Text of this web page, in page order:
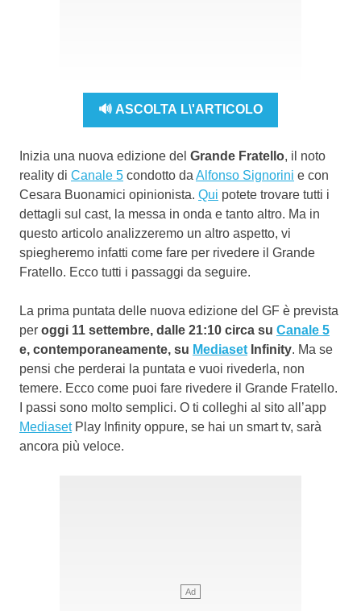
🔊 ASCOLTA L\'ARTICOLO
Inizia una nuova edizione del Grande Fratello, il noto
reality di Canale 5 condotto da Alfonso Signorini e con
Cesara Buonamici opinionista. Qui potete trovare tutti i
dettagli sul cast, la messa in onda e tanto altro. Ma in
questo articolo analizzeremo un altro aspetto, vi
spiegheremo infatti come fare per rivedere il Grande
Fratello. Ecco tutti i passaggi da seguire.
La prima puntata delle nuova edizione del GF è prevista
per oggi 11 settembre, dalle 21:10 circa su Canale 5
e, contemporaneamente, su Mediaset Infinity. Ma se
pensi che perderai la puntata e vuoi rivederla, non
temere. Ecco come puoi fare rivedere il Grande Fratello.
I passi sono molto semplici. O ti colleghi al sito all’app
MediasetPlay Infinity oppure, se hai un smart tv, sarà
ancora più veloce.